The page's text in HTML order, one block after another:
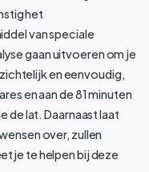
het
van speciale
gaan uitvoeren om je
en eenvoudig,
en aan de 81 minuten
de lat. Daarnaast laat
over, zullen
te helpen bij deze